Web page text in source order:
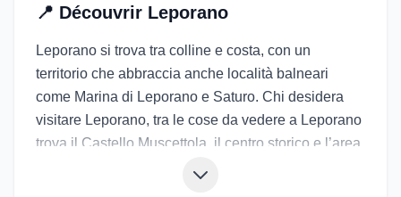
📍 Découvrir Leporano
Leporano si trova tra colline e costa, con un
territorio che abbraccia anche località balneari
come Marina di Leporano e Saturo. Chi desidera
visitare Leporano, tra le cose da vedere a Leporano
trova il Castello Muscettola, il centro storico e l’area